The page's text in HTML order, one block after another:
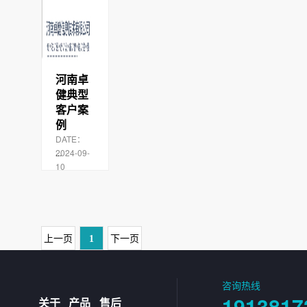
河南卓
健典型
客户案
例
DATE：
2024-09-
10
...
上一页 1 下一页
关于 产品 售后
咨询热线